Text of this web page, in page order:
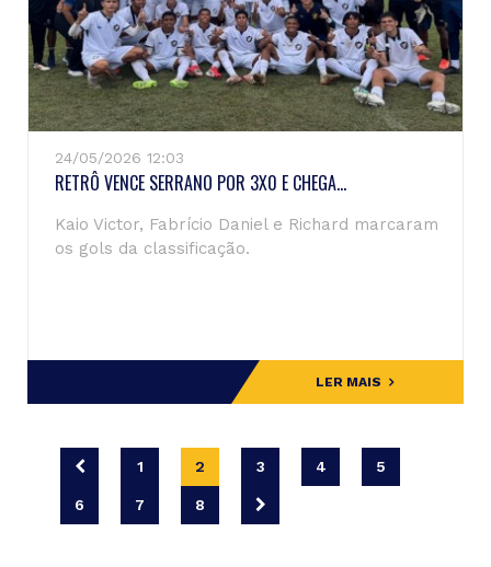
24/05/2026 12:03
RETRÔ VENCE SERRANO POR 3X0 E CHEGA...
Kaio Victor, Fabrício Daniel e Richard marcaram
os gols da classificação.
LER MAIS
1 2 3 4 5
6 7 8